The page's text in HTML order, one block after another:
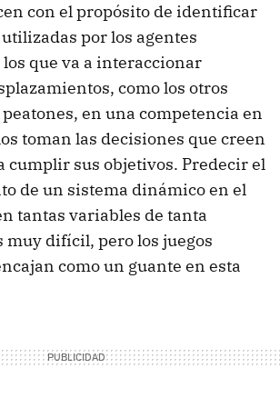
con el propósito de identificar
por los agentes
que va a interaccionar
como los otros
en una competencia en
toman las decisiones que creen
cumplir sus objetivos. Predecir el
de un sistema dinámico en el
tantas variables de tanta
muy difícil, pero los juegos
como un guante en esta